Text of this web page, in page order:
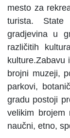
mesto za
turista.
gradjevina u
različitih
kulture.Zabavu
brojni muzeji,
parkovi,
gradu postoji
velikim brojem
naučni, etno,